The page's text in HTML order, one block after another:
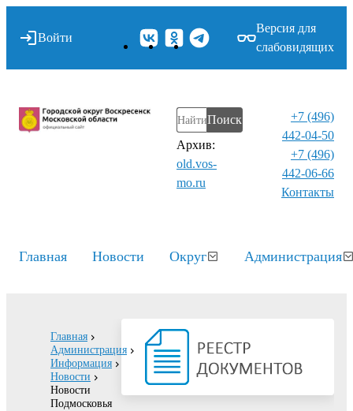
Войти
Версия для
слабовидящих
Поиск
Архив:
old.vos-
mo.ru
+7 (496)
442-04-50
+7 (496)
442-06-66
Контакты⁠
Главная Новости Округ Администрация
Главная
Администрация
Информация
Новости
Новости
Подмосковья